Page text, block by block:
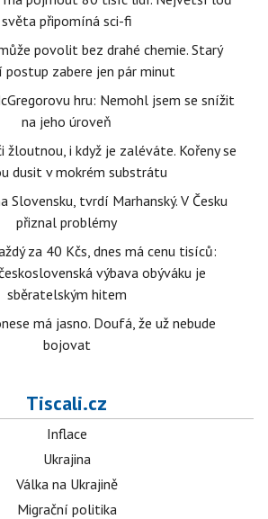
světa připomíná sci-fi
povolit bez drahé chemie. Starý
postup zabere jen pár minut
hru: Nemohl jsem se snížit
na jeho úroveň
žloutnou, i když je zaléváte. Kořeny se
dusit v mokrém substrátu
Slovensku, tvrdí Marhanský. V Česku
přiznal problémy
za 40 Kčs, dnes má cenu tisíců:
výbava obýváku je
sběratelským hitem
má jasno. Doufá, že už nebude
bojovat
Tiscali.cz
Inflace
Ukrajina
Válka na Ukrajině
Migrační politika